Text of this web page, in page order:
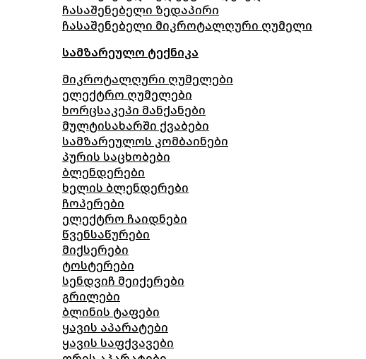
ჩასაშენებელი ზედაპირი
ჩასაშენებელი მიკროტალღური ღუმელი
სამზარეულო ტექნიკა
მიკროტალღური ღუმელები
ელექტრო ღუმელები
ხორცსაკეპი მანქანები
მულტისახარში ქვაბები
სამზარეულოს კომბაინები
პურის საცხობები
ბლენდერები
ხელის ბლენდერები
ჩოპერები
ელექტრო ჩაიდნები
წვენსაწურები
მიქსერები
ტოსტერები
სენდვიჩ მეიქერები
გრილები
ბლინის ტაფები
ყავის აპარატები
ყავის საფქვავები